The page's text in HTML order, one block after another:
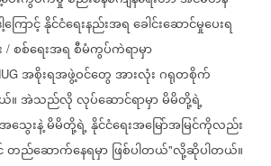
ကြောင့်နိုင်ငံရေးနည်းအရခေါင်းဆောင်မှုပေးရ
/ စစ်ရေးအရစီမံကွပ်ကဲရာမှာ
အစိုးရအဖွဲ့ဝင်တွေအားလုံးဂရုတစိုက်
။အဲသည်လိုလုပ်ဆောင်ရာမှာမိမိတို့ရဲ့
သွေးနဲ့မိမိတို့ရဲ့နိုင်ငံရေးအမြော်အမြင်ကိုလည်း
တည်ဆောက်နေရမှာဖြစ်ပါတယ်"လို့ဆိုပါတယ်။